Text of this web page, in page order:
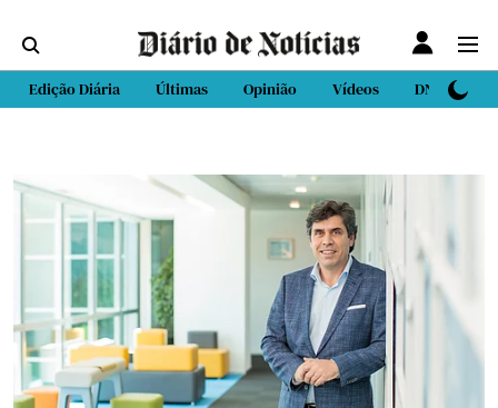
Edição Diária Últimas Opinião Vídeos DN Sport